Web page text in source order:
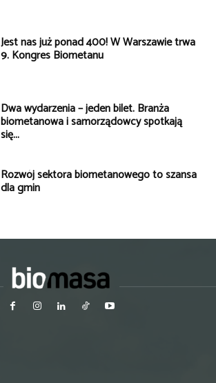
Jest nas już ponad 400! W Warszawie trwa
9. Kongres Biometanu
Dwa wydarzenia – jeden bilet. Branża
biometanowa i samorządowcy spotkają
się...
Rozwój sektora biometanowego to szansa
dla gmin